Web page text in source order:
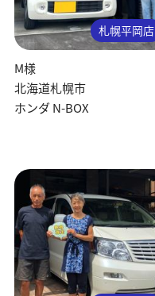
札幌平岡店
M様
北海道札幌市
ホンダ N-BOX